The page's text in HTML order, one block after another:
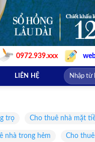
0972.939.xxx
LIÊN HỆ
trọ Cho thuê nhà mặt
nhà trong hẻm Cho